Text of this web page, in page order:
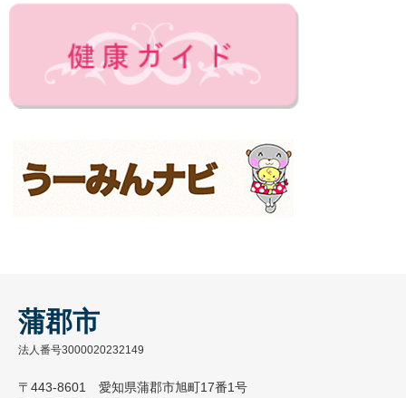
蒲郡市
法人番号3000020232149
〒443-8601 愛知県蒲郡市旭町17番1号